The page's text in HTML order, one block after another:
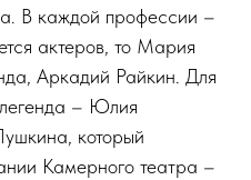
В каждой профессии –
актеров, то Мария
Аркадий Райкин. Для
легенда – Юлия
который
Камерного театра –